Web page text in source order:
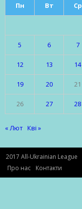
Пн Вт Ср
5 6 7
12 13 14
19 20 21
26 27 28
« Лют Кві »
2017 All-Ukrainian League
Про нас
Контакти